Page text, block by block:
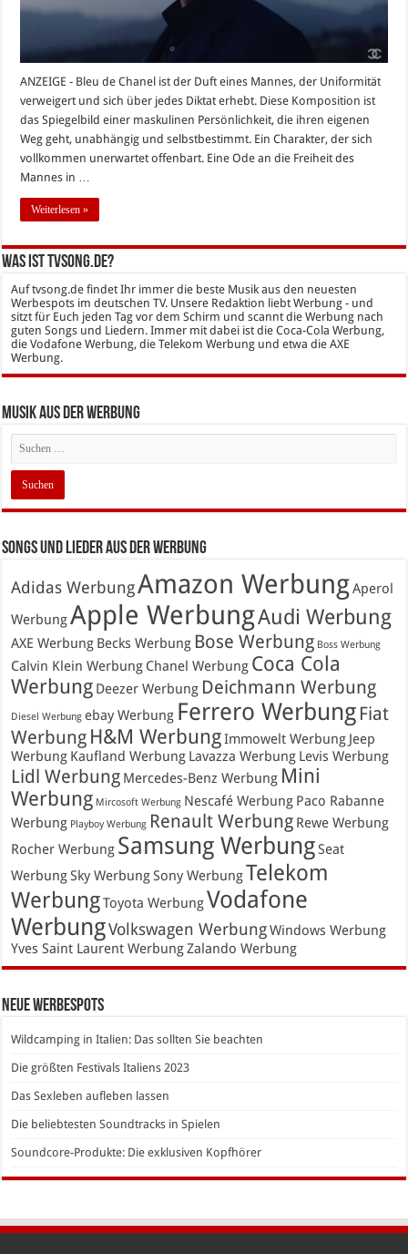
ANZEIGE - Bleu de Chanel ist der Duft eines Mannes, der Uniformität
verweigert und sich über jedes Diktat erhebt. Diese Komposition ist
das Spiegelbild einer maskulinen Persönlichkeit, die ihren eigenen
Weg geht, unabhängig und selbstbestimmt. Ein Charakter, der sich
vollkommen unerwartet offenbart. Eine Ode an die Freiheit des
Mannes in …
Weiterlesen »
Was ist tvsong.de?
Auf tvsong.de findet Ihr immer die beste Musik aus den neuesten
Werbespots im deutschen TV. Unsere Redaktion liebt Werbung - und
sitzt für Euch jeden Tag vor dem Schirm und scannt die Werbung nach
guten Songs und Liedern. Immer mit dabei ist die Coca-Cola Werbung,
die Vodafone Werbung, die Telekom Werbung und etwa die AXE
Werbung.
Musik aus der Werbung
Songs und Lieder aus der Werbung
Adidas WerbungAmazon WerbungAperol
WerbungApple WerbungAudi Werbung
AXE Werbung Becks Werbung Bose Werbung Boss Werbung
Calvin Klein Werbung Chanel Werbung Coca Cola
Werbung Deezer Werbung Deichmann Werbung
Diesel Werbung ebay Werbung Ferrero Werbung Fiat
Werbung H&M WerbungImmowelt Werbung Jeep
Werbung Kaufland Werbung Lavazza Werbung Levis Werbung
Lidl Werbung Mercedes-Benz Werbung Mini
Werbung Mircosoft Werbung Nescafé Werbung Paco Rabanne
Werbung Playboy Werbung Renault Werbung Rewe Werbung
Rocher Werbung Samsung WerbungSeat
WerbungSky WerbungSony WerbungTelekom
WerbungToyota WerbungVodafone
WerbungVolkswagen WerbungWindows Werbung
Yves Saint Laurent WerbungZalando Werbung
Neue Werbespots
Wildcamping in Italien: Das sollten Sie beachten
Die größten Festivals Italiens 2023
Das Sexleben aufleben lassen
Die beliebtesten Soundtracks in Spielen
Soundcore-Produkte: Die exklusiven Kopfhörer